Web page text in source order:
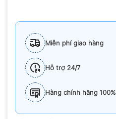
Miễn phí giao hàng
Hỗ trợ 24/7
Hàng chính hãng 100%